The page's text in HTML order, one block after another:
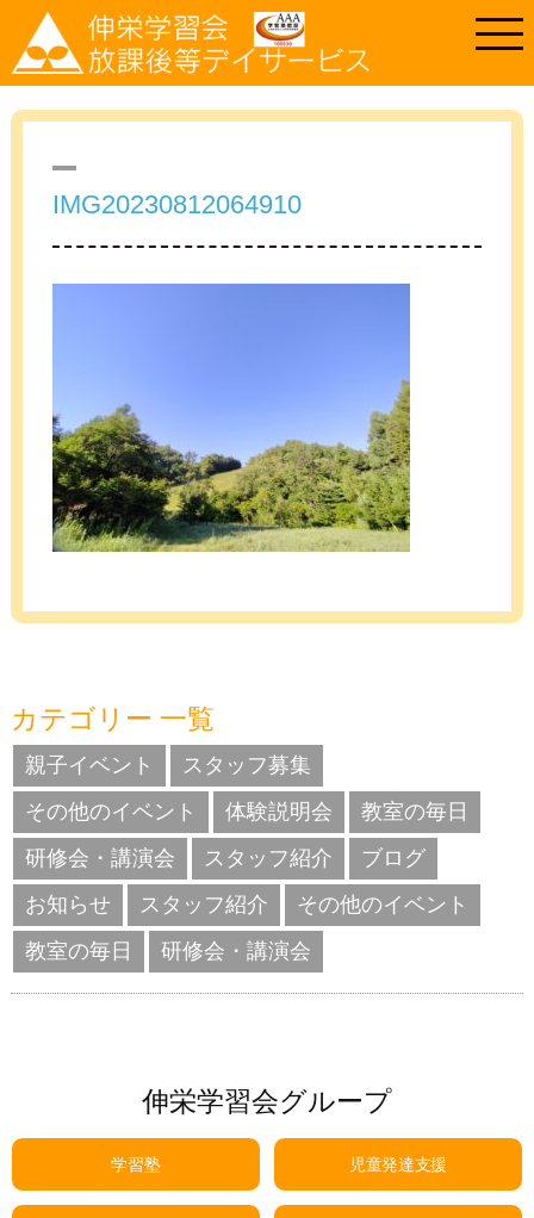
IMG20230812064910
カテゴリー 一覧
親子イベント
スタッフ募集
その他のイベント
体験説明会
教室の毎日
研修会・講演会
スタッフ紹介
ブログ
お知らせ
スタッフ紹介
その他のイベント
教室の毎日
研修会・講演会
伸栄学習会グループ
学習塾 児童発達支援